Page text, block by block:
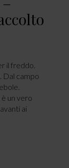
il freddo.
Dal campo
un vero
ai